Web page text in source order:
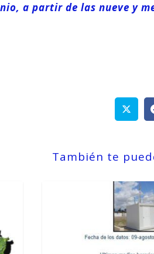
a partir de las nueve y
También te